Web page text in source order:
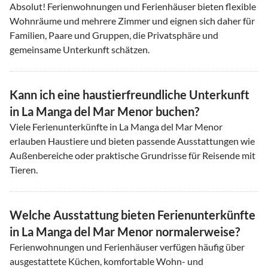
Absolut! Ferienwohnungen und Ferienhäuser bieten flexible
Wohnräume und mehrere Zimmer und eignen sich daher für
Familien, Paare und Gruppen, die Privatsphäre und
gemeinsame Unterkunft schätzen.
Kann ich eine haustierfreundliche Unterkunft
in La Manga del Mar Menor buchen?
Viele Ferienunterkünfte in La Manga del Mar Menor
erlauben Haustiere und bieten passende Ausstattungen wie
Außenbereiche oder praktische Grundrisse für Reisende mit
Tieren.
Welche Ausstattung bieten Ferienunterkünfte
in La Manga del Mar Menor normalerweise?
Ferienwohnungen und Ferienhäuser verfügen häufig über
ausgestattete Küchen, komfortable Wohn- und